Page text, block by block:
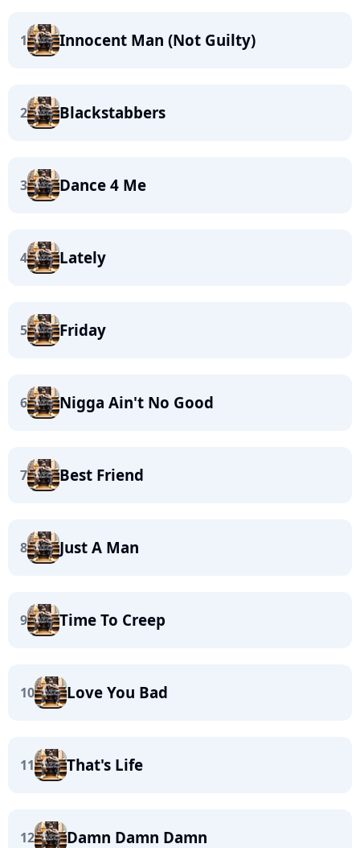
1 Innocent Man (Not Guilty)
2 Blackstabbers
3 Dance 4 Me
4 Lately
5 Friday
6 Nigga Ain't No Good
7 Best Friend
8 Just A Man
9 Time To Creep
10 Love You Bad
11 That's Life
12 Damn Damn Damn